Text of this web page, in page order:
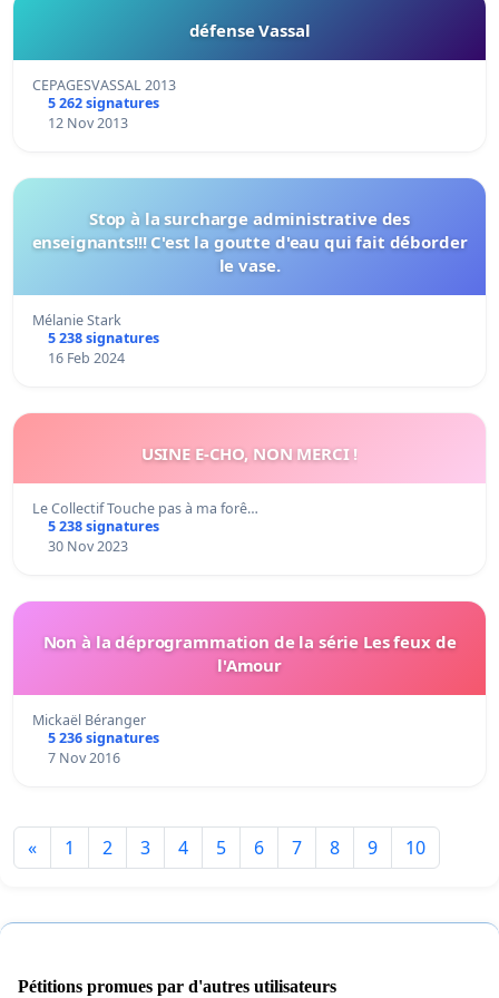
défense Vassal
CEPAGESVASSAL 2013
5 262 signatures
12 Nov 2013
Stop à la surcharge administrative des
enseignants!!! C'est la goutte d'eau qui fait déborder
le vase.
Mélanie Stark
5 238 signatures
16 Feb 2024
USINE E-CHO, NON MERCI !
Le Collectif Touche pas à ma forê…
5 238 signatures
30 Nov 2023
Non à la déprogrammation de la série Les feux de
l'Amour
Mickaël Béranger
5 236 signatures
7 Nov 2016
« 1 2 3 4 5 6 7 8 9 10
Pétitions promues par d'autres utilisateurs